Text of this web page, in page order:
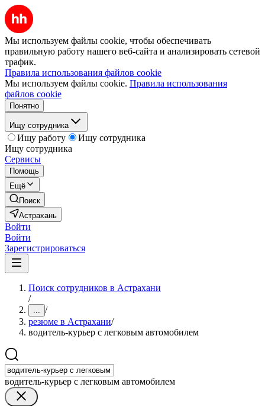
Мы используем файлы cookie, чтобы обеспечивать
правильную работу нашего веб-сайта и анализировать сетевой
трафик.
Правила использования файлов cookie
Мы используем файлы cookie. Правила использования
файлов cookie
Понятно
Ищу сотрудника
Ищу работу
Ищу сотрудника
Ищу сотрудника
Сервисы
Помощь
Ещё
Поиск
Астрахань
Войти
Войти
Зарегистрироваться
Поиск сотрудников в Астрахани
/
... /
резюме в Астрахани/
водитель-курьер с легковым автомобилем
водитель-курьер с легковым автомобилем